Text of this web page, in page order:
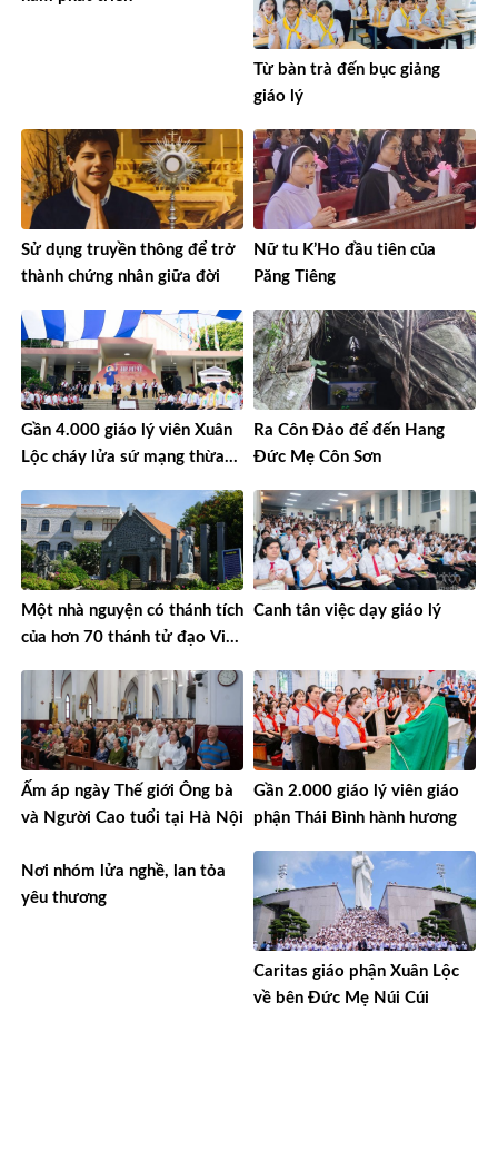
Từ bàn trà đến bục giảng
giáo lý
Sử dụng truyền thông để trở
thành chứng nhân giữa đời
Nữ tu K’Ho đầu tiên của
Păng Tiêng
Gần 4.000 giáo lý viên Xuân
Lộc cháy lửa sứ mạng thừa
Ra Côn Đảo để đến Hang
Đức Mẹ Côn Sơn
Một nhà nguyện có thánh tích
của hơn 70 thánh tử đạo Việt
Canh tân việc dạy giáo lý
Ấm áp ngày Thế giới Ông bà
và Người Cao tuổi tại Hà Nội
Gần 2.000 giáo lý viên giáo
phận Thái Bình hành hương
Nơi nhóm lửa nghề, lan tỏa
yêu thương
Caritas giáo phận Xuân Lộc
về bên Đức Mẹ Núi Cúi